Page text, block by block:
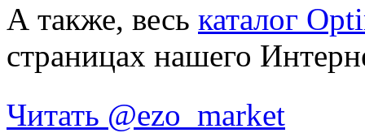
А также, весь каталог
страницах нашего
Читать @ezo_market